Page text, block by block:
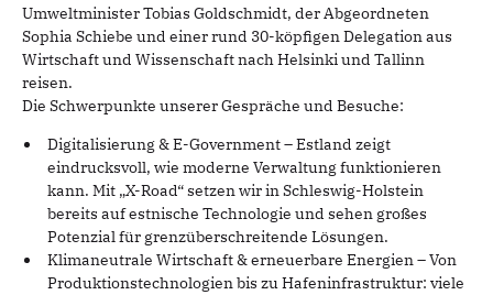
Umweltminister Tobias Goldschmidt, der Abgeordneten
Sophia Schiebe und einer rund 30-köpfigen Delegation aus
Wirtschaft und Wissenschaft nach Helsinki und Tallinn
reisen.
Die Schwerpunkte unserer Gespräche und Besuche:
Digitalisierung & E-Government – Estland zeigt
eindrucksvoll, wie moderne Verwaltung funktionieren
kann. Mit „X-Road“ setzen wir in Schleswig-Holstein
bereits auf estnische Technologie und sehen großes
Potenzial für grenzüberschreitende Lösungen.
Klimaneutrale Wirtschaft & erneuerbare Energien – Von
Produktionstechnologien bis zu Hafeninfrastruktur: viele